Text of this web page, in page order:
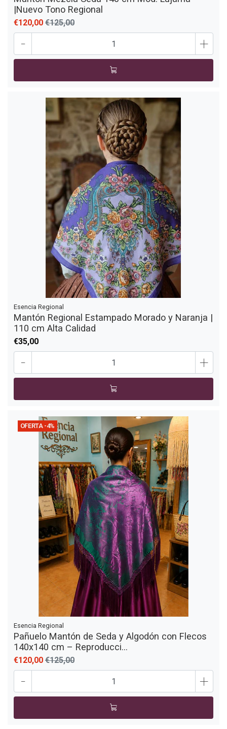
|Nuevo Tono Regional
€120,00 €125,00
- +
Esencia Regional
Mantón Regional Estampado Morado y Naranja |
110 cm Alta Calidad
€35,00
- +
OFERTA -4%
Esencia Regional
Pañuelo Mantón de Seda y Algodón con Flecos
140x140 cm – Reproducci...
€120,00 €125,00
- +